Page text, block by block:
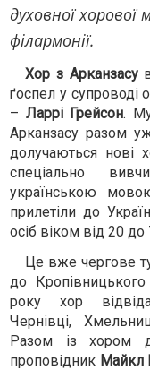
духовної хорової
філармонії.
Хор з Арканзасу
ґоспел у супроводі
– Ларрі Грейсон.
Арканзасу разом
долучаються нові
спеціально
українською
прилетіли до
осіб віком від 20 до
Це вже чергове
до
року хор
Чернівці,
Разом із хором
проповідник Майкл